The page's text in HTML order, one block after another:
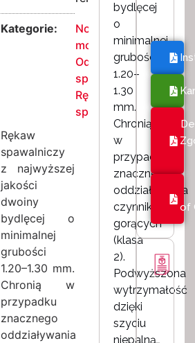
Kategorie:
Nowe
modele,
Odzież
spawalnicza
Rękaw
spawalniczy
Rękaw
spawalniczy
z najwyższej
jakości
dwoiny
bydlęcej o
minimalnej
grubości
1.20–1.30 mm.
Chronią w
przypadku
znacznego
oddziaływania
bydlęcej
o
minimalnej
grubości
1.20–
1.30
mm.
Chronią
w
przypadku
znacznego
oddziaływania
czynników
gorących
(klasa
2).
Podwyższona
wytrzymałość
dzięki
szyciu
niepalną
of